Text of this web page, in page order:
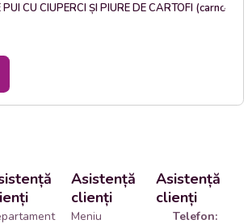
CU CIUPERCI ȘI PIURE DE CARTOFI (carne
Asistență
clienți
Meniu
Asistență
clienți
Telefon: